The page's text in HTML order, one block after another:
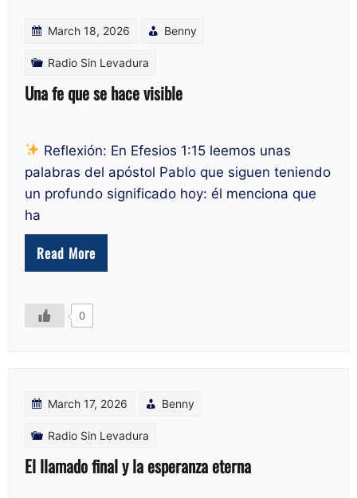
March 18, 2026 Benny
Radio Sin Levadura
Una fe que se hace visible
Reflexión: En Efesios 1:15 leemos unas
palabras del apóstol Pablo que siguen teniendo
un profundo significado hoy: él menciona que
ha
Read More
0
March 17, 2026 Benny
Radio Sin Levadura
El llamado final y la esperanza eterna